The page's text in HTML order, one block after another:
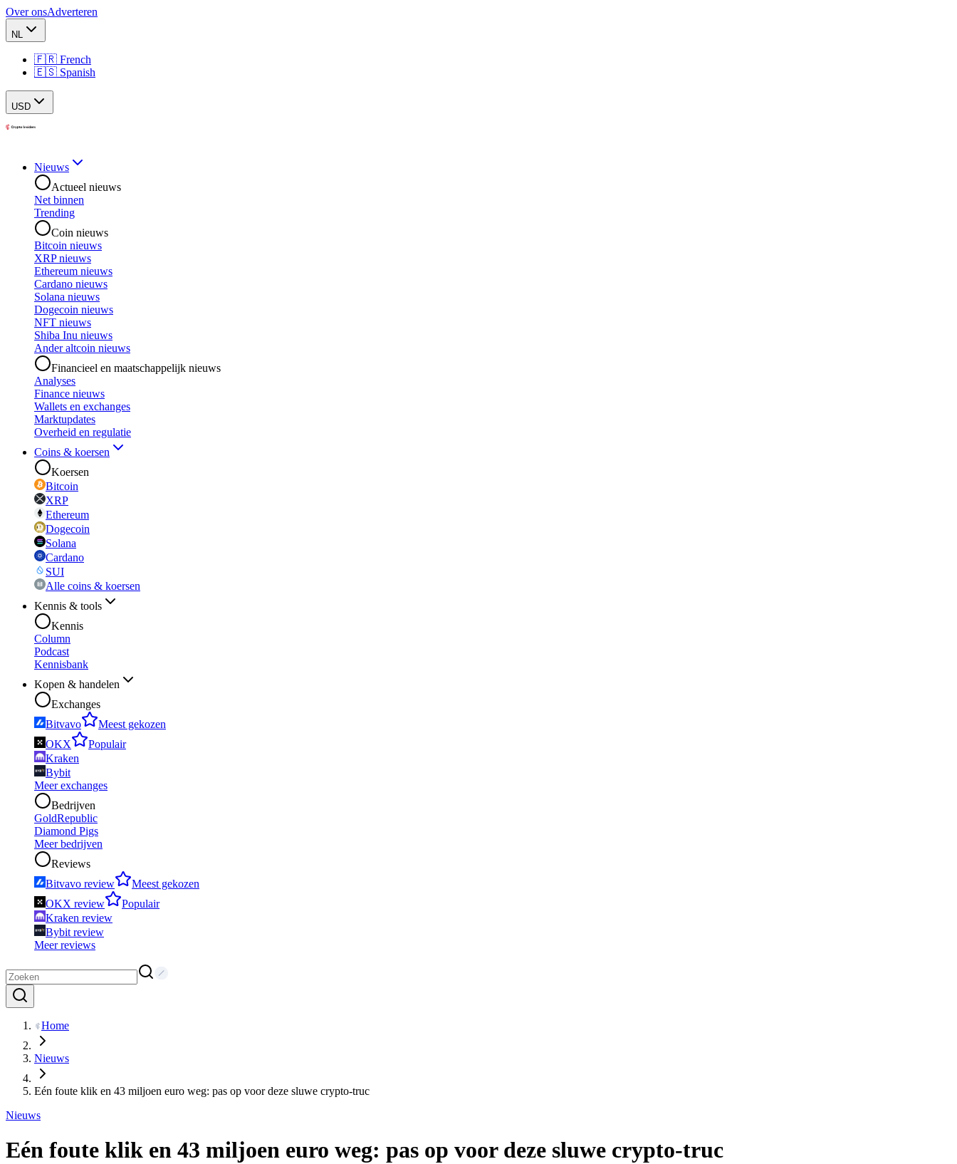
Over onsAdverteren
NL
🇫🇷 French
🇪🇸 Spanish
USD
Nieuws
Actueel nieuws
Net binnen
Trending
Coin nieuws
Bitcoin nieuws
XRP nieuws
Ethereum nieuws
Cardano nieuws
Solana nieuws
Dogecoin nieuws
NFT nieuws
Shiba Inu nieuws
Ander altcoin nieuws
Financieel en maatschappelijk nieuws
Analyses
Finance nieuws
Wallets en exchanges
Marktupdates
Overheid en regulatie
Coins & koersen
Koersen
Bitcoin
XRP
Ethereum
Dogecoin
Solana
Cardano
SUI
Alle coins & koersen
Kennis & tools
Kennis
Column
Podcast
Kennisbank
Kopen & handelen
Exchanges
Bitvavo
Meest gekozen
OKX
Populair
Kraken
Bybit
Meer exchanges
Bedrijven
GoldRepublic
Diamond Pigs
Meer bedrijven
Reviews
Bitvavo review
Meest gekozen
OKX review
Populair
Kraken review
Bybit review
Meer reviews
Home
Nieuws
Eén foute klik en 43 miljoen euro weg: pas op voor deze sluwe crypto-truc
Nieuws
Eén foute klik en 43 miljoen euro weg: pas op voor deze sluwe crypto-truc